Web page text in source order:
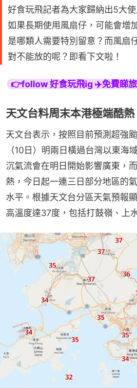
好食玩飛記者為大家歸納出5大
如果長期使用風扇仔，可能會增
是哪類人需要特別留意？而風扇
對不能放的呢？即看下文啦！
👉follow 好食玩飛ig ✈️免費睇
天文台料周末本港極端酷熱
天文台表示，按照目前預測超強
（10日）明兩日橫過台灣以東海
沉氣流會在明日開始影響廣東，
熱，今日起一連三日部分地區的
水平。根據天文台分區天氣預報
高溫度達37度，包括打鼓嶺、上